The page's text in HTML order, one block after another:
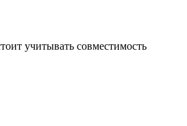
учитывать совместимость